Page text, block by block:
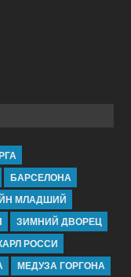
БАРСЕЛОНА
МЛАДШИЙ
ЗИМНИЙ ДВОРЕЦ
РОССИ
МЕДУЗА ГОРГОНА